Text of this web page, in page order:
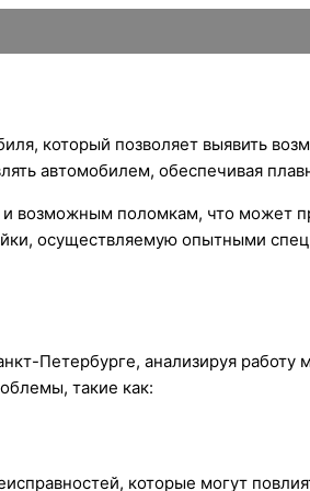
который позволяет выявить
автомобилем, обеспечивая
возможным поломкам, что может
осуществляемую опытными
Петербурге, анализируя
такие как:
которые могут